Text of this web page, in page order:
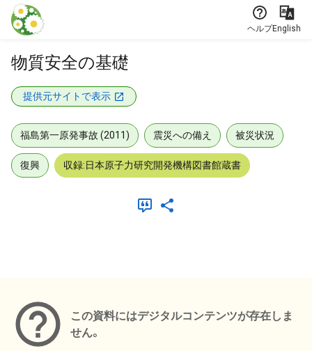
本文に飛ぶ
ヘルプEnglish
物質安全の基礎
提供元サイトで表示
福島第一原発事故 (2011) 震災への備え 被災状況
復興 収録:日本原子力研究開発機構図書館蔵書
この資料にはデジタルコンテンツが存在しま
せん。